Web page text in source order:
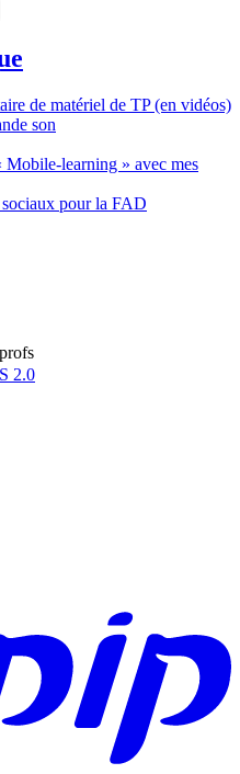
de matériel de TP (en vidéos)
son
Mobile-learning » avec mes
pour la FAD
2.0